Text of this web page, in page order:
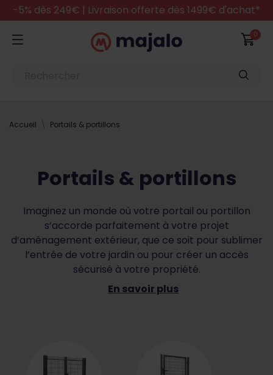
-5% dès 249€ | Livraison offerte dès 1499€ d'achat*
0
Accueil Portails & portillons
Portails & portillons
Imaginez un monde où votre portail ou portillon
s’accorde parfaitement à votre projet
d’aménagement extérieur, que ce soit pour sublimer
l’entrée de votre jardin ou pour créer un accès
sécurisé à votre propriété.
En savoir plus